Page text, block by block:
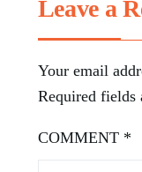
Leave a
Your email
Required fields
COMMENT *